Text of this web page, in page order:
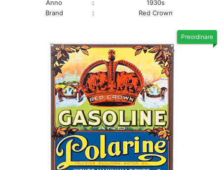
Anno
:
1930s
Brand
: Red Crown
Preordinare